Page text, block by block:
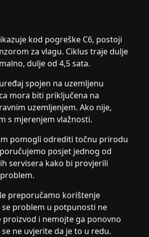
kod pogreške C6, postoji
za vlagu. Ciklus traje dulje
dulje od 4,5 sata.
spojen na uzemljenu
mora biti priključena na
uzemljenjem. Ako nije,
s mjerenjem vlažnosti.
pomogli odrediti točnu prirodu
posjet jednog od
servisera kako bi provjerili
preporučamo korištenje
problem u potpunosti ne
proizvod i nemojte ga ponovno
ne uvjerite da je to u redu.